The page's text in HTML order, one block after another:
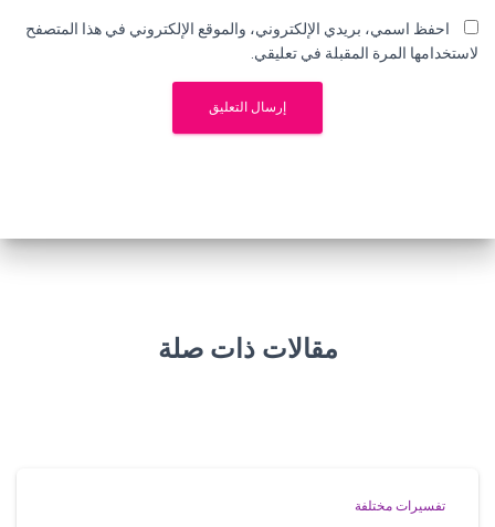
احفظ اسمي، بريدي الإلكتروني، والموقع الإلكتروني في هذا المتصفح
لاستخدامها المرة المقبلة في تعليقي.
مقالات ذات صلة
تفسيرات مختلفة